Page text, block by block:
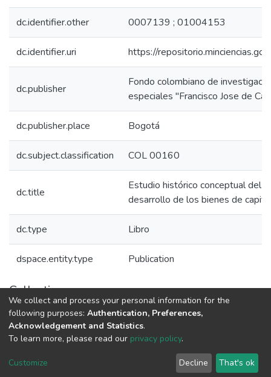
dc.identifier.other 0007139 ; 01004153
dc.identifier.uri https://
dc.publisher
Fondo colombiano de
especiales "Francisco Jose de
dc.publisher.place Bogotá
dc.subject.classification COL 00160
dc.title
Estudio histórico conceptual del
desarrollo de los bienes de
dc.type Libro
dspace.entity.type Publication
Collections
Libros Minciencias - Referenciales
DSpace software copyright © 2002-2026
Cookie
End User
Agreement
Send
Feedback
We collect and process your personal information for the
following purposes: Authentication, Preferences,
Acknowledgement and Statistics.
To learn more, please read our privacy policy.
Customize Decline That's ok